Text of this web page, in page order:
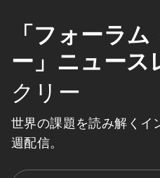
「フォーラ
ー」ニュース
クリー
世界の課題を読み解くイ
週配信。